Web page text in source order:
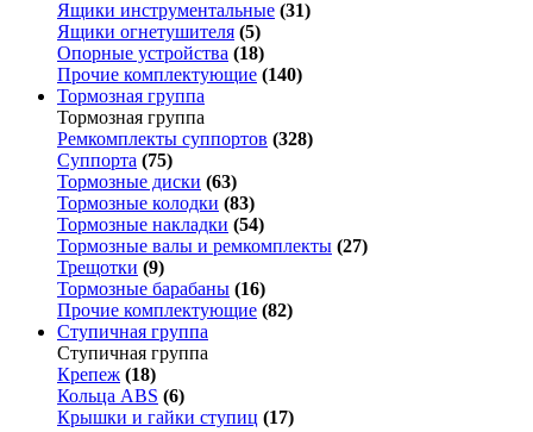
Ящики инструментальные (31)
Ящики огнетушителя (5)
Опорные устройства (18)
Прочие комплектующие (140)
Тормозная группа
Тормозная группа
Ремкомплекты суппортов (328)
Суппорта (75)
Тормозные диски (63)
Тормозные колодки (83)
Тормозные накладки (54)
Тормозные валы и ремкомплекты (27)
Трещотки (9)
Тормозные барабаны (16)
Прочие комплектующие (82)
Ступичная группа
Ступичная группа
Крепеж (18)
Кольца ABS (6)
Крышки и гайки ступиц (17)